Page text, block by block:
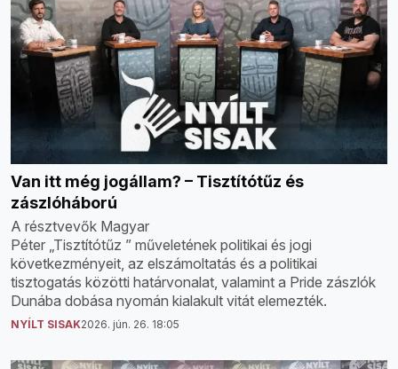
Van itt még jogállam? – Tisztítótűz és
zászlóháború
A résztvevők Magyar
Péter „Tisztítótűz ” műveletének politikai és jogi
következményeit, az elszámoltatás és a politikai
tisztogatás közötti határvonalat, valamint a Pride zászlók
Dunába dobása nyomán kialakult vitát elemezték.
NYÍLT SISAK2026. jún. 26. 18:05